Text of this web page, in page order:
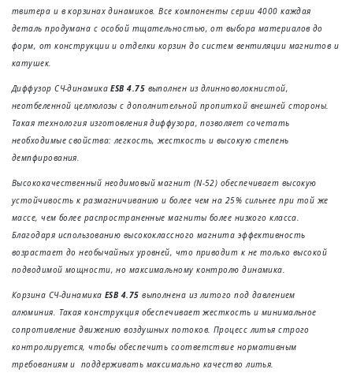
твитера и в корзинах динамиков. Все компоненты серии 4000 каждая
деталь продумана с особой тщательностью, от выбора материалов до
форм, от конструкции и отделки корзин до систем вентиляции магнитов и
катушек.
Диффузор СЧ-динамикаESB 4.75 выполнен из длинноволокнистой,
неотбеленной целлюлозы с дополнительной пропиткой внешней стороны.
Такая технология изготовления диффузора, позволяет сочетать
необходимые свойства: легкость, жесткость и высокую степень
демпфирования.
Высококачественный неодимовый магнит (N-52) обеспечивает высокую
устойчивость к размагничиванию и более чем на 25% сильнее при той же
массе, чем более распространенные магниты более низкого класса.
Благодаря использованию высококлассного магнита эффективность
возрастает до необычайных уровней, что приводит к не только высокой
подводимой мощности, но максимальному контролю динамика.
Корзина СЧ-динамика ESB 4.75 выполнена из литого под давлением
алюминия. Такая конструкция обеспечивает жесткость и минимальное
сопротивление движению воздушных потоков. Процесс литья строго
контролируется, чтобы обеспечить соответствие нормативным
требованиям и поддерживать максимально качество литья.